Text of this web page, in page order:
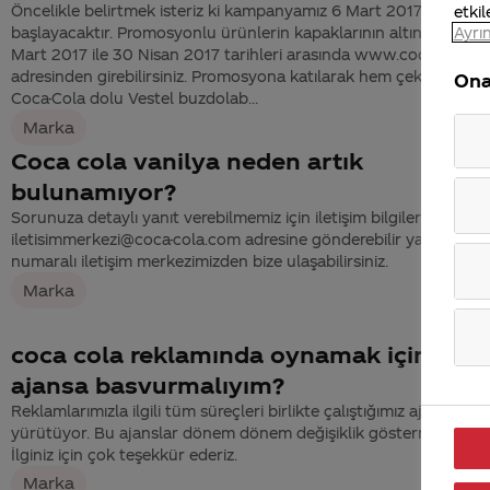
Öncelikle belirtmek isteriz ki kampanyamız 6 Mart 2017’de
başlayacaktır. Promosyonlu ürünlerin kapaklarının altındaki
Mart 2017 ile 30 Nisan 2017 tarihleri arasında www.coca-
adresinden girebilirsiniz. Promosyona katılarak hem çekilişe
Coca-Cola dolu Vestel buzdolab...
Marka
Coca cola vanilya neden artık
bulunamıyor?
Sorunuza detaylı yanıt verebilmemiz için iletişim bilgilerinizi
iletisimmerkezi@coca-cola.com adresine gönderebilir ya da 444
numaralı iletişim merkezimizden bize ulaşabilirsiniz.
Marka
coca cola reklamında oynamak için hangi
ajansa basvurmalıyım?
Reklamlarımızla ilgili tüm süreçleri birlikte çalıştığımız
yürütüyor. Bu ajanslar dönem dönem değişiklik göstermektedir.
İlginiz için çok teşekkür ederiz.
Marka